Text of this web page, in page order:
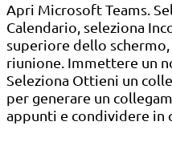
Apri Microsoft Teams.
Calendario, seleziona
superiore dello
riunione. Immettere un
Seleziona Ottieni un
per generare un
appunti e condividere in